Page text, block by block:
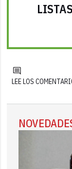
LEE LOS